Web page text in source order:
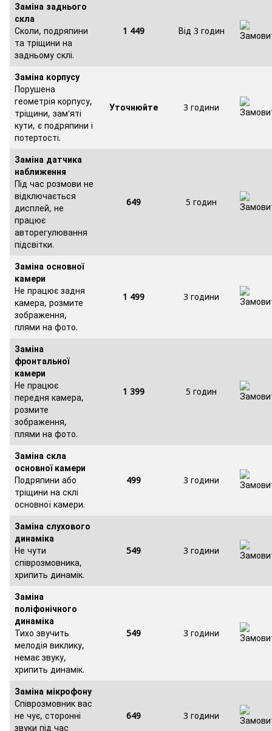
Заміна заднього
скла
Сколи, подряпини
та тріщини на
задньому склі.
1 449 Від 3 годин
Заміна корпусу
Порушена
геометрія корпусу,
тріщини, зам'яті
кути, є подряпини і
потертості.
Уточнюйте 3 години
Заміна датчика
наближення
Під час розмови не
відключається
дисплей, не
працює
авторегулювання
підсвітки.
649 5 годин
Заміна основної
камери
Не працює задня
камера, розмите
зображення,
плями на фото.
1 499 3 години
Заміна
фронтальної
камери
Не працює
передня камера,
розмите
зображення,
плями на фото.
1 399 5 годин
Заміна скла
основної камери
Подряпини або
тріщини на склі
основної камери.
499 3 години
Заміна слухового
динаміка
Не чути
співрозмовника,
хрипить динамік.
549 3 години
Заміна
поліфонічного
динаміка
Тихо звучить
мелодія виклику,
немає звуку,
хрипить динамік.
549 3 години
Заміна мікрофону
Співрозмовник вас
не чує, сторонні
звуки під час
649 3 години